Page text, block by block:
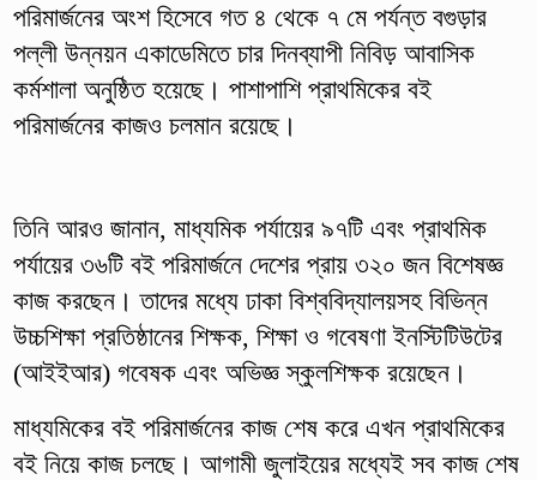
পরিমার্জনের অংশ হিসেবে গত ৪ থেকে ৭ মে পর্যন্ত বগুড়ার
পল্লী উন্নয়ন একাডেমিতে চার দিনব্যাপী নিবিড় আবাসিক
কর্মশালা অনুষ্ঠিত হয়েছে। পাশাপাশি প্রাথমিকের বই
পরিমার্জনের কাজও চলমান রয়েছে।
তিনি আরও জানান, মাধ্যমিক পর্যায়ের ৯৭টি এবং প্রাথমিক
পর্যায়ের ৩৬টি বই পরিমার্জনে দেশের প্রায় ৩২০ জন বিশেষজ্ঞ
কাজ করছেন। তাদের মধ্যে ঢাকা বিশ্ববিদ্যালয়সহ বিভিন্ন
উচ্চশিক্ষা প্রতিষ্ঠানের শিক্ষক, শিক্ষা ও গবেষণা ইনস্টিটিউটের
(আইইআর) গবেষক এবং অভিজ্ঞ স্কুলশিক্ষক রয়েছেন।
মাধ্যমিকের বই পরিমার্জনের কাজ শেষ করে এখন প্রাথমিকের
বই নিয়ে কাজ চলছে। আগামী জুলাইয়ের মধ্যেই সব কাজ শেষ